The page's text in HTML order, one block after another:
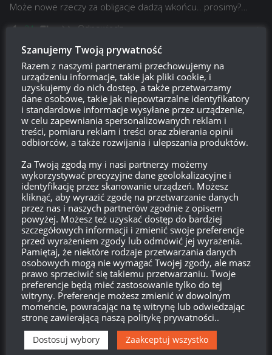
Może nowe rzeczy za obligacje dadzą wkońcu.. prosimy?…
24 Odpowiedz
Nowy
Reply toDaminaisu 11:42, 17 marca 2021 11:42
Podobno chiftaina i ebole mają dać za obligacje żeby
pomidorki je w końcu zdobyli
-13 Odpowiedz
We to zgol
Reply toNowy 12:01, 17 marca 2021 12:01
O węgielkach nie wspomnieli najwidoczniej, cóż, pozbierasz
sobie na coś innego.
4 Odpowiedz
bronx
Reply toWe to zgol 13:52, 17 marca 2021 13:52
węgielki, pomidorki, jeszcze sobie buzi dajcie
-1 Odpowiedz
Pszemke
Szanujemy Twoją prywatność
Razem z naszymi partnerami przechowujemy na
urządzeniu informacje, takie jak pliki cookie, i
uzyskujemy do nich dostęp, a także przetwarzamy
dane osobowe, takie jak niepowtarzalne identyfikatory
i standardowe informacje wysyłane przez urządzenie,
w celu zapewniania spersonalizowanych reklam i
treści, pomiaru reklam i treści oraz zbierania opinii
odbiorców, a także rozwijania i ulepszania produktów.
Za Twoją zgodą my i nasi partnerzy możemy
wykorzystywać precyzyjne dane geolokalizacyjne i
identyfikację przez skanowanie urządzeń. Możesz
kliknąć, aby wyrazić zgodę na przetwarzanie danych
przez nas i naszych partnerów zgodnie z opisem
powyżej. Możesz też uzyskać dostęp do bardziej
szczegółowych informacji i zmienić swoje preferencje
przed wyrażeniem zgody lub odmówić jej wyrażenia.
Pamiętaj, że niektóre rodzaje przetwarzania danych
osobowych mogą nie wymagać Twojej zgody, ale masz
prawo sprzeciwić się takiemu przetwarzaniu. Twoje
preferencje będą mieć zastosowanie tylko do tej
witryny. Preferencje możesz zmienić w dowolnym
momencie, powracając na tę witrynę lub odwiedzając
stronę zawierającą naszą politykę prywatności..
Dostosuj wybory Zaakceptuj wszystko